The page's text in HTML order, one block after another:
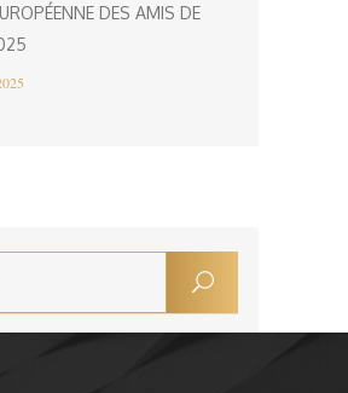
DES AMIS DE